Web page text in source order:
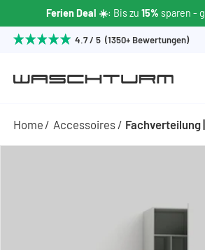
Ferien Deal ☀️: Bis zu 15% sparen -
4.7 / 5 (1350+ Bewertungen)
Home Accessoires Fachverteilung